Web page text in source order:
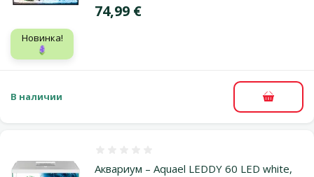
Цена
74,99 €
Новинка!
🪻
В наличии В
Аквариум – Aquael LEDDY 60 LED white,